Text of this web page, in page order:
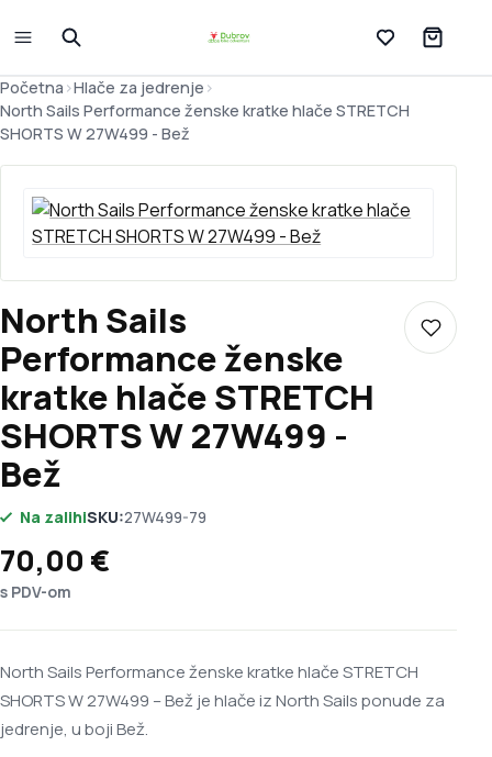
Lista želja
Početna >Hlače za jedrenje >
North Sails Performance ženske kratke hlače STRETCH
SHORTS W 27W499 - Bež
North Sails
Performance ženske
kratke hlače STRETCH
SHORTS W 27W499 -
Bež
Dodaj
Na zalihiSKU:27W499-79
70,00 €
s PDV-om
North Sails Performance ženske kratke hlače STRETCH
SHORTS W 27W499 – Bež je hlače iz North Sails ponude za
jedrenje, u boji Bež.